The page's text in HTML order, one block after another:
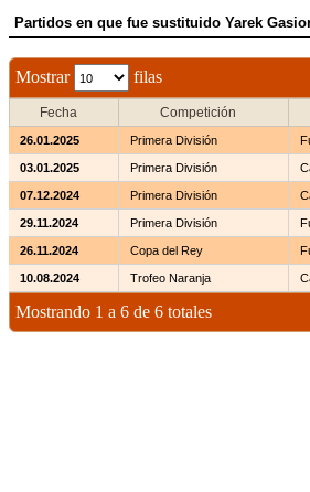
Partidos en que fue sustituido Yarek
Mostrar filas
Fecha Competición
26.01.2025 Primera División
03.01.2025 Primera División
07.12.2024 Primera División
29.11.2024 Primera División
26.11.2024 Copa del Rey
10.08.2024 Trofeo Naranja
Mostrando 1 a 6 de 6 totales